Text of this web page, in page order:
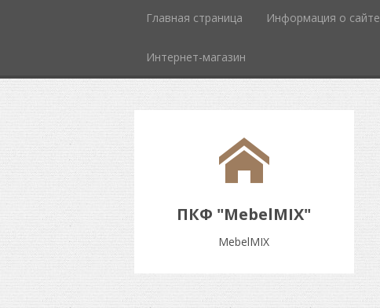
Главная страница Информация о сайте
Интернет-магазин
ПКФ "MebelMIX"
MebelMIX